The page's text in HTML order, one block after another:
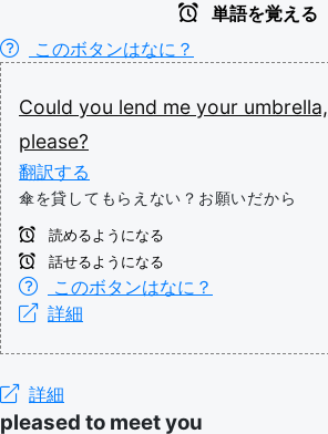
単語を覚える
このボタンはなに？
Could you lend me your umbrella,
please?
翻訳する
傘を貸してもらえない？お願いだから
読めるようになる
話せるようになる
このボタンはなに？
詳細
詳細
pleased to meet you